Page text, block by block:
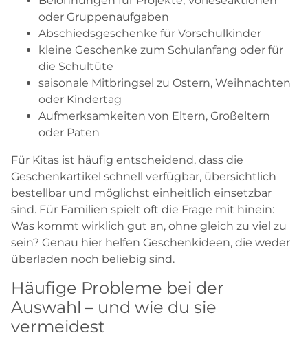
oder Gruppenaufgaben
Abschiedsgeschenke für Vorschulkinder
kleine Geschenke zum Schulanfang oder für
die Schultüte
saisonale Mitbringsel zu Ostern, Weihnachten
oder Kindertag
Aufmerksamkeiten von Eltern, Großeltern
oder Paten
Für Kitas ist häufig entscheidend, dass die
Geschenkartikel schnell verfügbar, übersichtlich
bestellbar und möglichst einheitlich einsetzbar
sind. Für Familien spielt oft die Frage mit hinein:
Was kommt wirklich gut an, ohne gleich zu viel zu
sein? Genau hier helfen Geschenkideen, die weder
überladen noch beliebig sind.
Häufige Probleme bei der
Auswahl – und wie du sie
vermeidest